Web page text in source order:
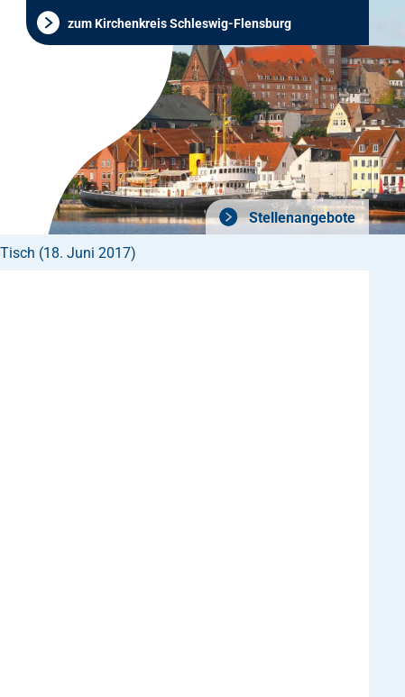
zum Kirchenkreis Schleswig-Flensburg
Stellenangebote
(18. Juni 2017)